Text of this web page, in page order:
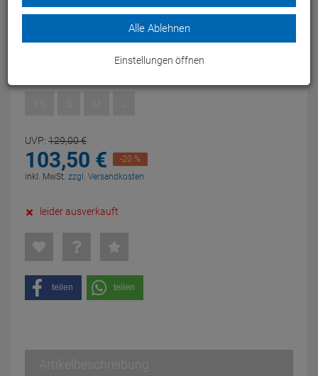
Der Aqua Skin Women Shorty Neoprenanzug von Aqua
Sphere mit speziell entwickelten Dictungen an den Armen und
UVP: 129,00€
103,50 €
-20 %
inkl. MwSt. zzgl. Versandkosten
leider ausverkauft
teilen teilen
Artikelbeschreibung
Alle Ablehnen
Einstellungen öffnen